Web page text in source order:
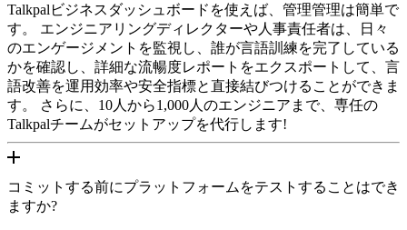
Talkpalビジネスダッシュボードを使えば、管理管理は簡単で
す。 エンジニアリングディレクターや人事責任者は、日々
のエンゲージメントを監視し、誰が言語訓練を完了している
かを確認し、詳細な流暢度レポートをエクスポートして、言
語改善を運用効率や安全指標と直接結びつけることができま
す。 さらに、10人から1,000人のエンジニアまで、専任の
Talkpalチームがセットアップを代行します!
コミットする前にプラットフォームをテストすることはでき
ますか?